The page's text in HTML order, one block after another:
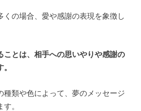
くの場合、愛や感謝の表現を象徴し
ことは、相手への思いやりや感謝の
種類や色によって、夢のメッセージ
。